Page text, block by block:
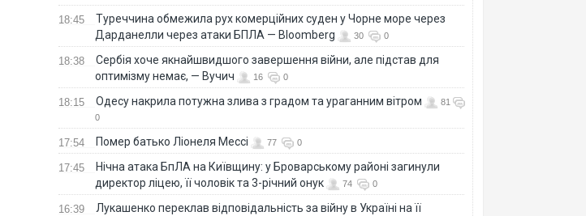
18:45
Туреччина обмежила рух комерційних суден у Чорне море через
Дарданелли через атаки БПЛА — Bloomberg
30 0
18:38
Сербія хоче якнайшвидшого завершення війни, але підстав для
оптимізму немає, — Вучич
16 0
18:15 Одесу накрила потужна злива з градом та ураганним вітром
81
0
17:54 Помер батько Ліонеля Мессі 77 0
17:45
Нічна атака БпЛА на Київщину: у Броварському районі загинули
директор ліцею, її чоловік та 3-річний онук
74 0
16:39
Лукашенко переклав відповідальність за війну в Україні на її